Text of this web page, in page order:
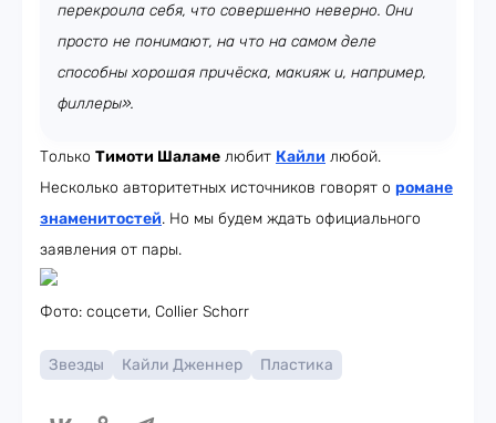
перекроила себя, что совершенно неверно. Они
просто не понимают, на что на самом деле
способны хорошая причёска, макияж и, например,
филлеры».
Только Тимоти Шаламе любит Кайли любой.
Несколько авторитетных источников говорят о романе
знаменитостей. Но мы будем ждать официального
заявления от пары.
Фото: соцсети, Collier Schorr
Звезды Кайли Дженнер Пластика